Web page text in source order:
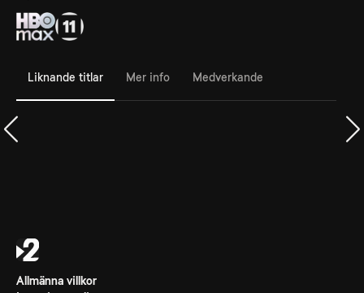
Liknande titlar Mer info Medverkande
Allmänna villkor